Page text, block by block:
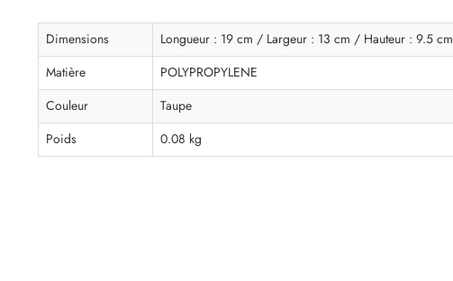
Dimensions
Longueur : 19 cm / Largeur : 13 cm / Hauteur : 9.5 cm
Matière
POLYPROPYLENE
Couleur
Taupe
Poids
0.08 kg